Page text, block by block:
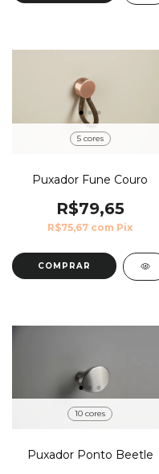
5 cores
Puxador Fune Couro
R$79,65
R$75,67 com Pix
COMPRAR
10 cores
Puxador Ponto Beetle